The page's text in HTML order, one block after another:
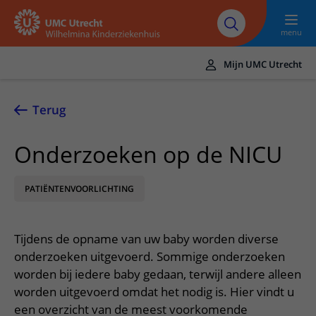
Naar hoofdinhoud
UMC
Utrecht
Research
Steun het
WKZ
menu
UMC Utrecht
Onze zorg
Ziektebeelden
Behandelingen
Specialismen
Poliklinieken
Voor patiënten
Uw kind voorbereiden
Mijn kind heeft een (dag)opname
Mijn kind ligt op de IC
Over ons
Samenwerking
Historie WKZ
Contact en route
Spoed
Adres en route
Meer UMC Utrecht
Mijn UMC Utrecht
Terug
Onderzoeken op de NICU
PATIËNTENVOORLICHTING
Tijdens de opname van uw baby worden diverse
onderzoeken uitgevoerd. Sommige onderzoeken
worden bij iedere baby gedaan, terwijl andere alleen
worden uitgevoerd omdat het nodig is. Hier vindt u
een overzicht van de meest voorkomende